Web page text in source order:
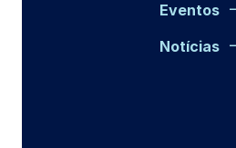
Eventos
Notícias